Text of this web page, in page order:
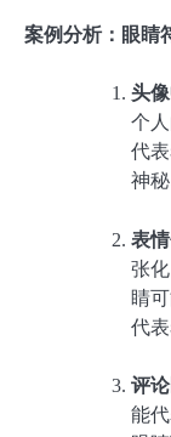
案例分析：眼睛
头
个
代
神秘
表
张
睛
代
评
能